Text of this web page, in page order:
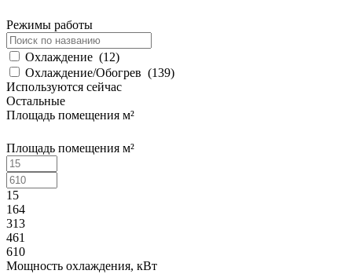
Режимы работы
Охлаждение (12)
Охлаждение/Обогрев (139)
Используются сейчас
Остальные
Площадь помещения м²
Площадь помещения м²
15
164
313
461
610
Мощность охлаждения, кВт